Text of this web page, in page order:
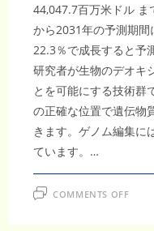
44,047.7百万米ドル
から2031年の予測期間
22.3％で成長すると予
研究者が生物のデオキ
とを可能にする技術群
の正確な位置で遺伝物
きます。ゲノム編集に
ています。…
COMMENTS OFFON